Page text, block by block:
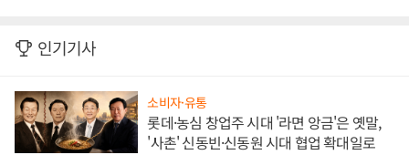
인기기사
소비자·유통
롯데·농심 창업주 시대 '라면 앙금'은 옛말,
'사촌' 신동빈·신동원 시대 협업 확대일로